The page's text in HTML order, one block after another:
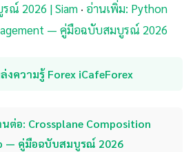
ณ์ 2026 | Siam · อ่านเพิ่ม: Python
— คู่มือฉบับสมบูรณ์ 2026
งความรู้ Forex iCafeForex
ต่อ: Crossplane Composition
— คู่มือฉบับสมบูรณ์ 2026